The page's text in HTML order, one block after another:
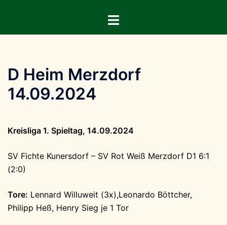
springen
Menü
D Heim Merzdorf
14.09.2024
Kreisliga 1. Spieltag, 14.09.2024
SV Fichte Kunersdorf – SV Rot Weiß Merzdorf D1 6:1
(2:0)
Tore: Lennard Willuweit (3x),Leonardo Böttcher,
Philipp Heß, Henry Sieg je 1 Tor